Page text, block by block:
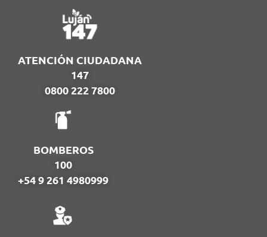
ATENCIÓN CIUDADANA
147
0800 222 7800
BOMBEROS
100
+54 9 261 4980999